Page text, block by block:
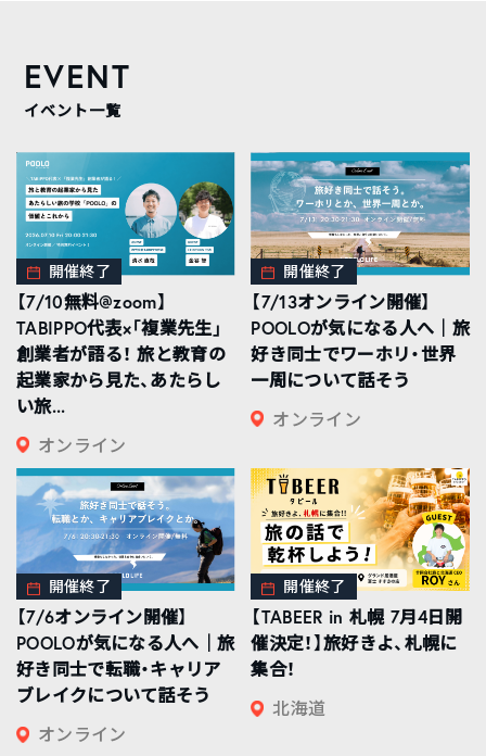
EVENT
イベント一覧
開催終了
【7/10無料@zoom】
TABIPPO代表×「複業先生」
創業者が語る！ 旅と教育の
起業家から見た、あたらし
い旅...
オンライン
開催終了
【7/13オンライン開催】
POOLOが気になる人へ｜旅
好き同士でワーホリ・世界
一周について話そう
オンライン
開催終了
【7/6オンライン開催】
POOLOが気になる人へ｜旅
好き同士で転職・キャリア
ブレイクについて話そう
オンライン
開催終了
【TABEER in 札幌 7月4日開
催決定！】旅好きよ、札幌に
集合！
北海道